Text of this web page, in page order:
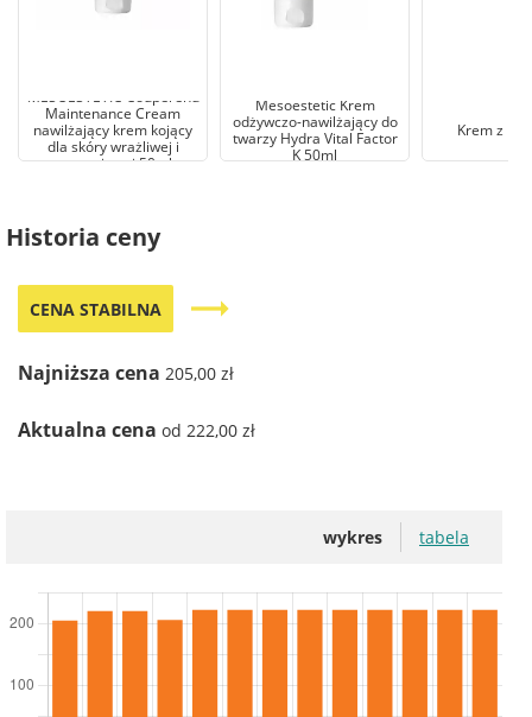
MESOESTETIC Couperend
Maintenance Cream
nawilżający krem kojący
dla skóry wrażliwej i
naczyniowej 50ml
Mesoestetic Krem
odżywczo-nawilżający do
twarzy Hydra Vital Factor
K 50ml
Krem z
Historia ceny
CENA STABILNA trending_flat
Najniższa cena 205,00 zł
Aktualna cena od 222,00 zł
wykres tabela